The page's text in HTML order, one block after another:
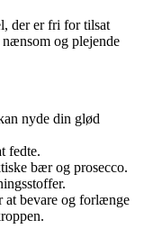
der er fri for tilsat
og plejende
nyde din glød
fedte.
bær og prosecco.
at bevare og forlænge